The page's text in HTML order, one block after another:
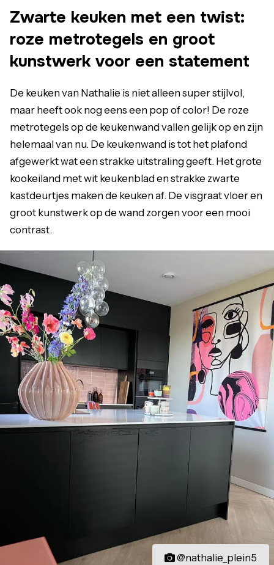
Zwarte keuken met een twist:
roze metrotegels en groot
kunstwerk voor een statement
De keuken van Nathalie is niet alleen super stijlvol,
maar heeft ook nog eens een pop of color! De roze
metrotegels op de keukenwand vallen gelijk op en zijn
helemaal van nu. De keukenwand is tot het plafond
afgewerkt wat een strakke uitstraling geeft. Het grote
kookeiland met wit keukenblad en strakke zwarte
kastdeurtjes maken de keuken af. De visgraat vloer en
groot kunstwerk op de wand zorgen voor een mooi
contrast.
@nathalie_plein5